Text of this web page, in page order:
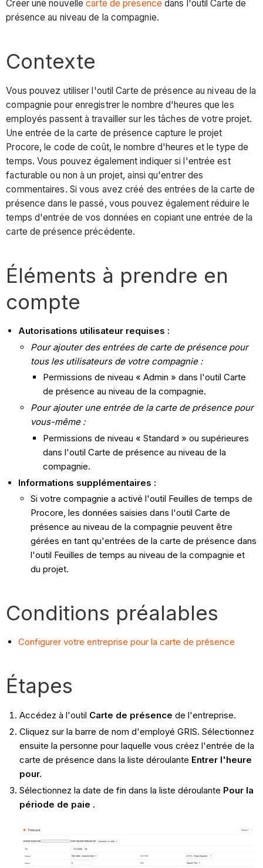
Créer une nouvellecarte de présence dans l'outil Carte de
présence au niveau de la compagnie.
Contexte
Vous pouvez utiliser l'outil Carte de présence au niveau de la
compagnie pour enregistrer le nombre d'heures que les
employés passent à travailler sur les tâches de votre projet.
Une entrée de la carte de présence capture le projet
Procore, le code de coût, le nombre d'heures et le type de
temps. Vous pouvez également indiquer si l'entrée est
facturable ou non à un projet, ainsi qu'entrer des
commentaires. Si vous avez créé des entrées de la carte de
présence dans le passé, vous pouvez également réduire le
temps d'entrée de vos données en copiant une entrée de la
carte de présence précédente.
Éléments à prendre en
compte
Autorisations utilisateur requises :
Pour ajouter des entrées de carte de présence pour
tous les utilisateurs de votre compagnie :
Permissions de niveau « Admin » dans l'outil Carte
de présence au niveau de la compagnie.
Pour ajouter une entrée de la carte de présence pour
vous-même :
Permissions de niveau « Standard » ou supérieures
dans l'outil Carte de présence au niveau de la
compagnie.
Informations supplémentaires :
Si votre compagnie a activé l'outil Feuilles de temps de
Procore, les données saisies dans l'outil Carte de
présence au niveau de la compagnie peuvent être
gérées en tant qu'entrées de la carte de présence dans
l'outil Feuilles de temps au niveau de la compagnie et
du projet.
Conditions préalables
Configurer votre entreprise pour la carte de présence
Étapes
Accédez à l'outil Carte de présence de l'entreprise.
Cliquez sur la barre de nom d'employé GRIS. Sélectionnez
ensuite la personne pour laquelle vous créez l'entrée de la
carte de présence dans la liste déroulante Entrer l'heure
pour.
Sélectionnez la date de fin dans la liste déroulante Pour la
période de paie .